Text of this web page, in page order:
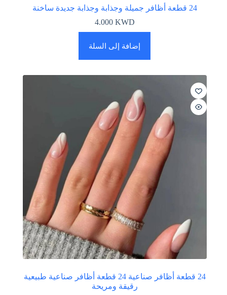
24 قطعة أظافر جميلة وجذابة وجذابة جديدة ساخنة
4.000 KWD
إضافة إلى السلة
24 قطعة أظافر صناعية 24 قطعة أظافر صناعية طبيعية
رقيقة ومريحة